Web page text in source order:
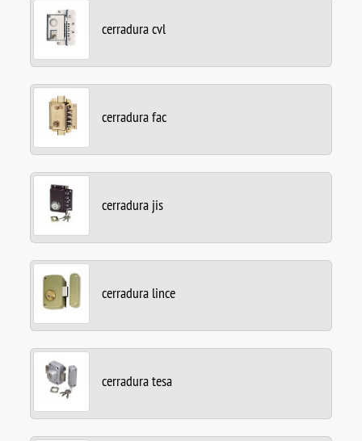
cerradura cvl
cerradura fac
cerradura jis
cerradura lince
cerradura tesa